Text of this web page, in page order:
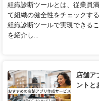
組織診断ツールとは、従業員
て組織の健全性をチェックす
組織診断ツールで実現できる
を紹介し...
店舗ア
ントと